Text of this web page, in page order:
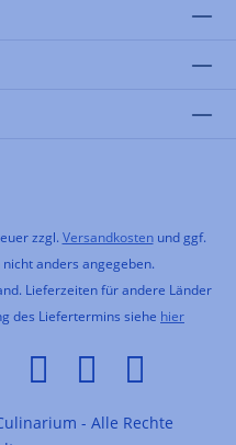
zzgl. Versandkostenund ggf.
anders angegeben.
Lieferzeiten für andere Länder
des Liefertermins siehe hier
- Alle Rechte